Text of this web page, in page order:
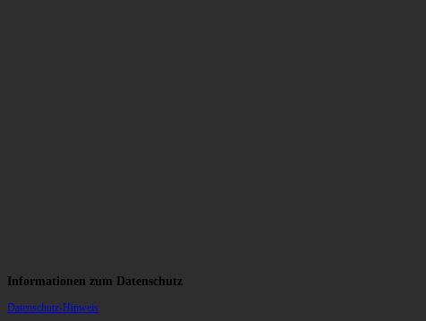
Informationen zum Datenschutz
Datenschutz-Hinweis